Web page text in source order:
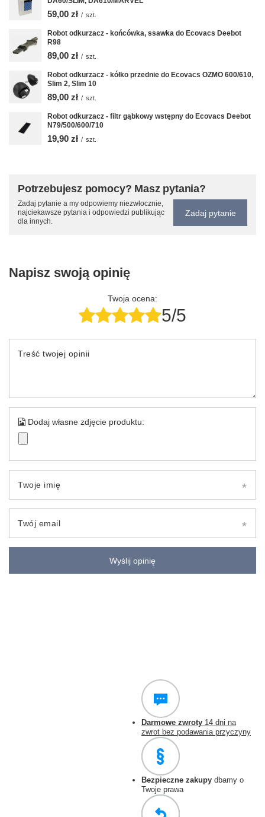
59,00 zł / szt.
Robot odkurzacz - końcówka, ssawka do Ecovacs Deebot
R98
89,00 zł / szt.
Robot odkurzacz - kółko przednie do Ecovacs OZMO 600/610,
Slim 2, Slim 10
89,00 zł / szt.
Robot odkurzacz - filtr gąbkowy wstępny do Ecovacs Deebot
N79/500/600/710
19,90 zł / szt.
Potrzebujesz pomocy? Masz pytania?
Zadaj pytanie a my odpowiemy niezwłocznie,
najciekawsze pytania i odpowiedzi publikując
dla innych.
Zadaj pytanie
Napisz swoją opinię
Twoja ocena:
5/5
Treść twojej opinii
Dodaj własne zdjęcie produktu:
Twoje imię
Twój email
Wyślij opinię
Darmowe zwroty 14 dni na
zwrot bez podawania przyczyny
Bezpieczne zakupy dbamy o
Twoje prawa